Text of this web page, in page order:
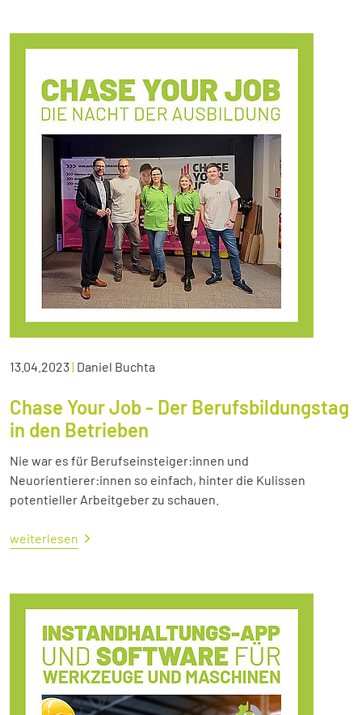
13.04.2023| Daniel Buchta
Chase Your Job - Der Berufsbildungstag
in den Betrieben
Nie war es für Berufseinsteiger:innen und
Neuorientierer:innen so einfach, hinter die Kulissen
potentieller Arbeitgeber zu schauen.
weiterlesen